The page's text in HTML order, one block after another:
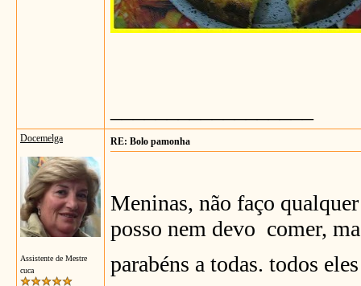
Docemelga
Assistente de Mestre
cuca
RE: Bolo pamonha
Meninas, não faço
posso nem devo comer,
parabéns a todas. todos